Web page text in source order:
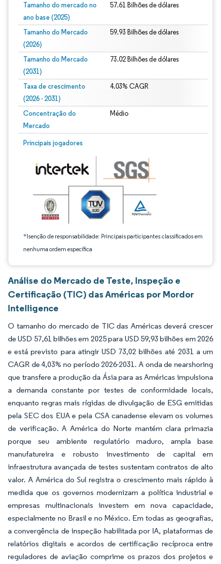
Tamanho do mercado no
ano base (2025)
57.61 Bilhões de dólares
Tamanho do Mercado
(2026)
59.93 Bilhões de dólares
Tamanho do Mercado
(2031)
73.02 Bilhões de dólares
Taxa de crescimento
(2026 - 2031)
4.03% CAGR
Concentração do
Mercado
Médio
Principais jogadores
*Isenção de responsabilidade: Principais participantes classificados em
nenhuma ordem específica
Imagem © Mordor Intelligence. O reuso requer atribuição conforme CC BY 4.0.
Análise do Mercado de Teste, Inspeção e
Certificação (TIC) das Américas por Mordor
Intelligence
O tamanho do mercado de TIC das Américas deverá crescer
de USD 57,61 bilhões em 2025 para USD 59,93 bilhões em 2026
e está previsto para atingir USD 73,02 bilhões até 2031 a um
CAGR de 4,03% no período 2026-2031. A onda de nearshoring
que transfere a produção da Ásia para as Américas impulsiona
a demanda constante por testes de conformidade locais,
enquanto regras mais rígidas de divulgação de ESG emitidas
pela SEC dos EUA e pela CSA canadense elevam os volumes
de verificação. A América do Norte mantém clara primazia
porque seu ambiente regulatório maduro, ampla base
manufatureira e robusto investimento de capital em
infraestrutura avançada de testes sustentam contratos de alto
valor. A América do Sul registra o crescimento mais rápido à
medida que os governos modernizam a política industrial e
empresas multinacionais investem em nova capacidade,
especialmente no Brasil e no México. Em todas as geografias,
a convergência de inspeção habilitada por IA, plataformas de
relatórios digitais e acordos de certificação recíproca entre
reguladores de aviação comprime os prazos dos projetos e